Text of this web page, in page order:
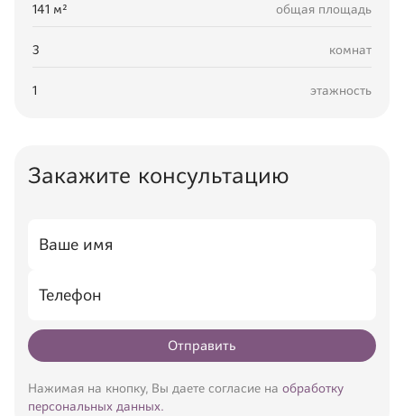
141 м² общая площадь
3 комнат
1 этажность
Закажите консультацию
Отправить
Нажимая на кнопку, Вы даете согласие на обработку
персональных данных.